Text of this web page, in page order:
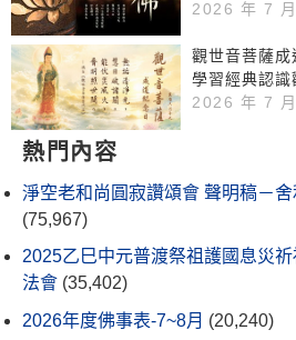
2026 年 7
觀世音菩薩成
學習經典認識
2026 年 7
熱門內容
淨空老和尚圓寂讚頌會 聲明稿－
(75,967)
2025乙巳中元普渡祭祖護國息災
法會 (35,402)
2026年度佛事表-7~8月 (20,240)